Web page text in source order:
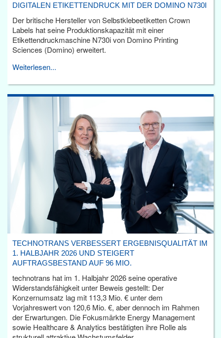
DIGITALEN ETIKETTENDRUCK MIT DER DOMINO N730I
Der britische Hersteller von Selbstklebeetiketten Crown
Labels hat seine Produktionskapazität mit einer
Etikettendruckmaschine N730i von Domino Printing
Sciences (Domino) erweitert.
Weiterlesen...
TECHNOTRANS VERBESSERT ERGEBNISQUALITÄT IM
1. HALBJAHR 2026 UND STEIGERT
AUFTRAGSBESTAND AUF 96 MIO.
technotrans hat im 1. Halbjahr 2026 seine operative
Widerstandsfähigkeit unter Beweis gestellt: Der
Konzernumsatz lag mit 113,3 Mio. € unter dem
Vorjahreswert von 120,6 Mio. €, aber dennoch im Rahmen
der Erwartungen. Die Fokusmärkte Energy Management
sowie Healthcare & Analytics bestätigten ihre Rolle als